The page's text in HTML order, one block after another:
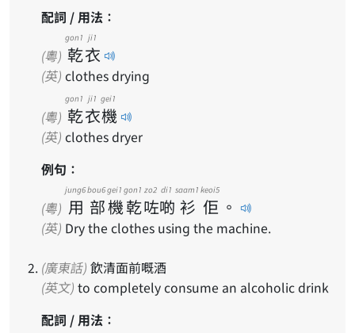
配詞 / 用法：
(粵) 乾
gon1
衣
ji1
(英) clothes drying
(粵) 乾
gon1
衣
ji1
機
gei1
(英) clothes dryer
例句：
(粵) 用
jung6
部
bou6
機
gei1
乾
gon1
咗
zo2
啲
di1
衫
saam1
佢
keoi5
。
(英) Dry the clothes using the machine.
(廣東話) 飲清面前嘅酒
(英文) to completely consume an alcoholic drink
配詞 / 用法：